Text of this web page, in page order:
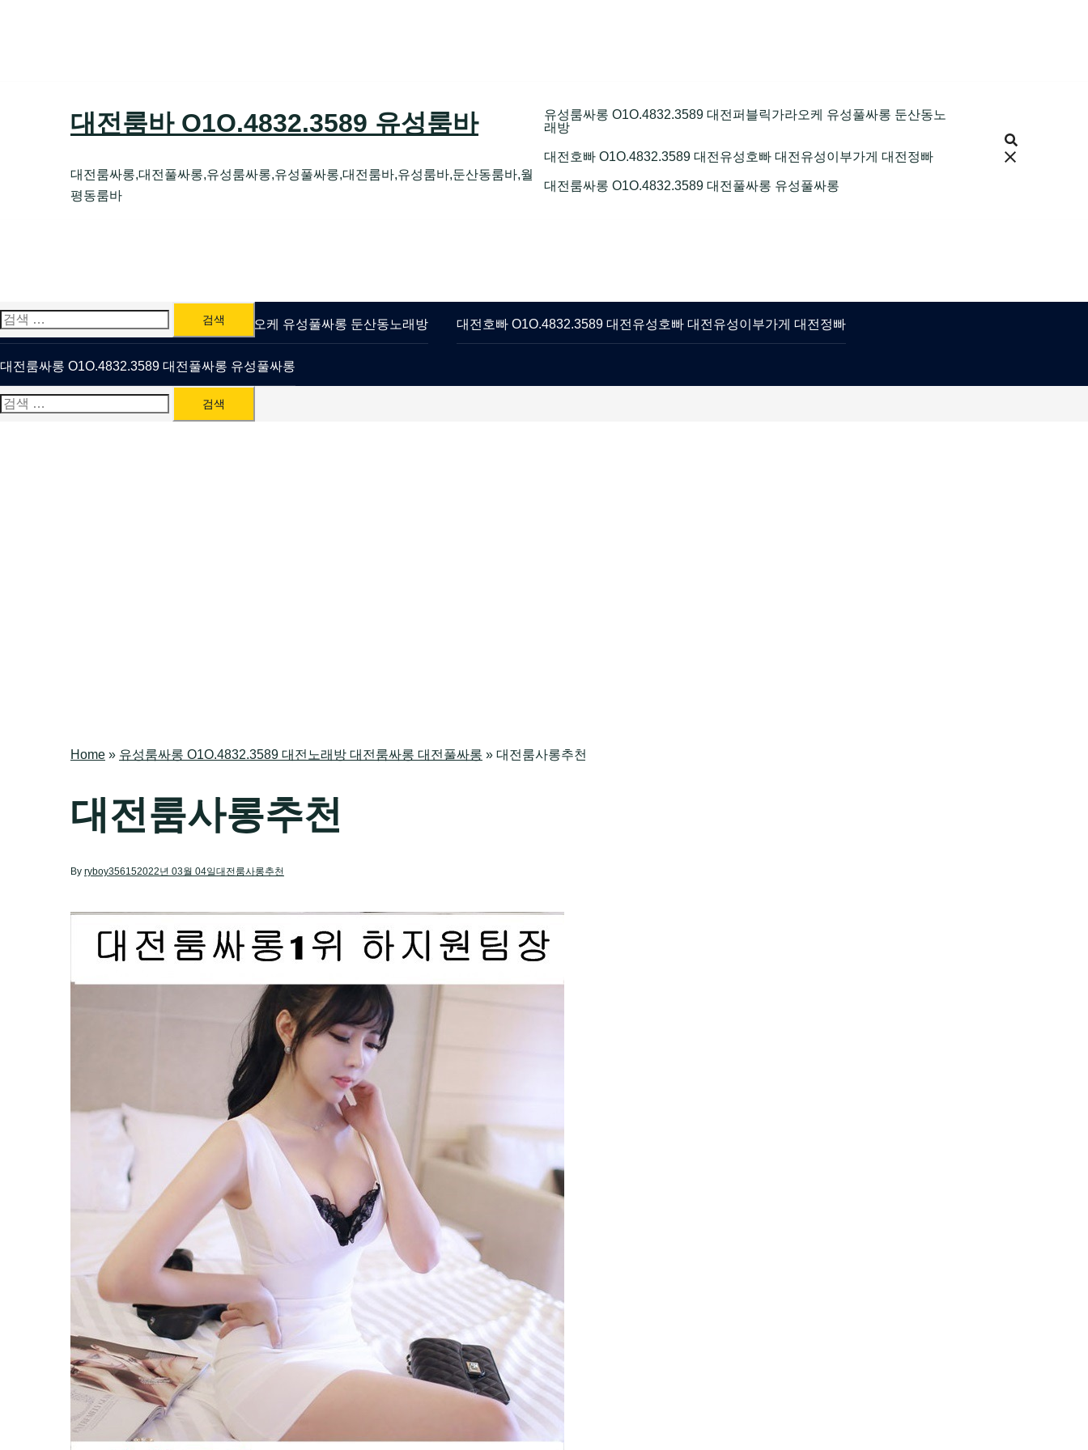
대전룸바 O1O.4832.3589 유성룸바
대전룸싸롱,대전풀싸롱,유성룸싸롱,유성풀싸롱,대전룸바,유성룸바,둔산동룸바,월
평동룸바
유성룸싸롱 O1O.4832.3589 대전퍼블릭가라오케 유성풀싸롱 둔산동노
래방
대전호빠 O1O.4832.3589 대전유성호빠 대전유성이부가게 대전정빠
대전룸싸롱 O1O.4832.3589 대전풀싸롱 유성풀싸롱
검
색:
유성룸싸롱 O1O.4832.3589 대전퍼블릭가라오케 유성풀싸롱 둔산동노래방 대전호빠 O1O.4832.3589 대전유성호빠 대전유성이부가게 대전정빠
대전룸싸롱 O1O.4832.3589 대전풀싸롱 유성풀싸롱
검
Home » 유성룸싸롱 O1O.4832.3589 대전노래방 대전룸싸롱 대전풀싸롱 » 대전룸사롱추천
대전룸사롱추천
By ryboy356152022년 03월 04일대전룸사롱추천